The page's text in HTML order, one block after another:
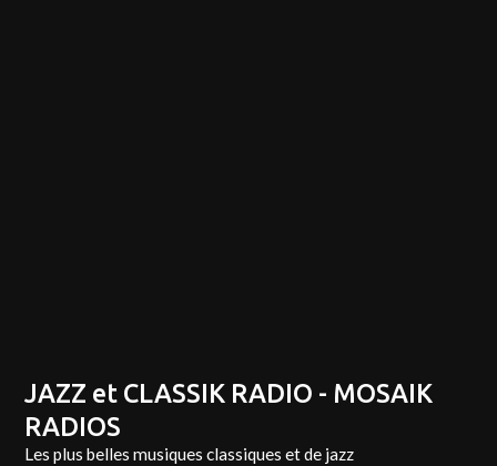
JAZZ et CLASSIK RADIO - MOSAIK
RADIOS
Les plus belles musiques classiques et de jazz